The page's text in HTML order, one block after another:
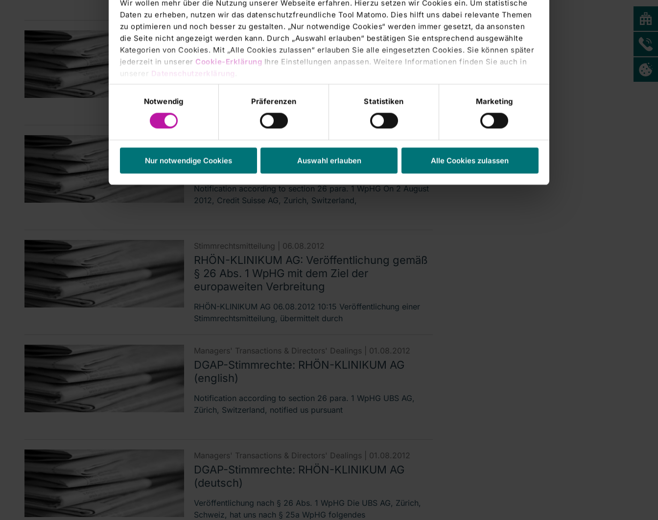
Wir wollen mehr über die Nutzung unserer Webseite erfahren. Hierzu setzen wir Cookies ein. Um statistische
Daten zu erheben, nutzen wir das datenschutzfreundliche Tool Matomo. Dies hilft uns dabei relevante Themen
zu optimieren und noch besser zu gestalten. „Nur notwendige Cookies“ werden immer gesetzt, da ansonsten
die Seite nicht angezeigt werden kann. Durch „Auswahl erlauben“ bestätigen Sie entsprechend ausgewählte
Kategorien von Cookies. Mit „Alle Cookies zulassen“ erlauben Sie alle eingesetzten Cookies. Sie können später
jederzeit in unserer Cookie-Erklärung Ihre Einstellungen anpassen. Weitere Informationen finden Sie auch in
unserer Datenschutzerklärung
Notwendig
Präferenzen Statistiken Marketing
Nur notwendige Cookies Auswahl erlauben Alle Cookies zulassen
Stimmrechtsmitteilung, übermittelt durch
Managers' Transactions & Directors' Dealings |06.08.2012
DGAP-Stimmrechte: RHÖN-KLINIKUM AG
(deutsch)
Veröffentlichung nach § 26 Abs. 1 WpHG Credit Suisse AG,
Managers' Transactions & Directors' Dealings |06.08.2012
DGAP-Stimmrechte: RHÖN-KLINIKUM AG
(english)
Notification according to section 26 para. 1 WpHG On 2 August
2012, Credit Suisse AG, Zurich, Switzerland,
Stimmrechtsmitteilung | 06.08.2012
RHÖN-KLINIKUM AG: Veröffentlichung gemäß
§ 26 Abs. 1 WpHG mit dem Ziel der
europaweiten Verbreitung
RHÖN-KLINIKUM AG 06.08.2012 10:15 Veröffentlichung einer
Stimmrechtsmitteilung, übermittelt durch
Managers' Transactions & Directors' Dealings | 01.08.2012
DGAP-Stimmrechte: RHÖN-KLINIKUM AG
(english)
Notification according to section 26 para. 1 WpHG UBS AG,
Zürich, Switzerland, notified us pursuant
Managers' Transactions & Directors' Dealings | 01.08.2012
DGAP-Stimmrechte: RHÖN-KLINIKUM AG
(deutsch)
Veröffentlichung nach § 26 Abs. 1 WpHG Die UBS AG, Zürich,
Schweiz, hat uns nach § 25a WpHG folgendes